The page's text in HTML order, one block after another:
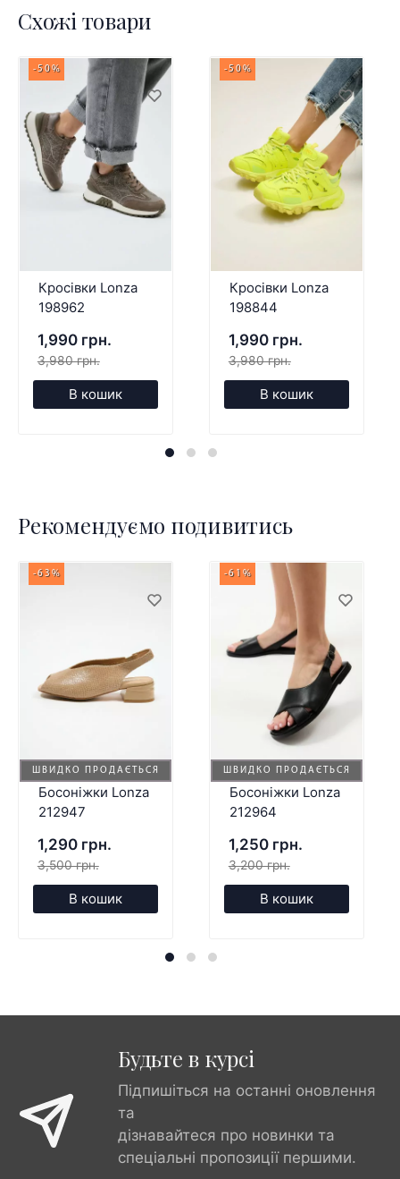
Схожі товари
-50%
Кросівки Lonza
198962
1,990 грн.
3,980 грн.
В кошик
-50%
Кросівки Lonza
198844
1,990 грн.
3,980 грн.
В кошик
Рекомендуємо подивитись
ШВИДКО ПРОДАЄТЬСЯ
-63%
Босоніжки Lonza
212947
1,290 грн.
3,500 грн.
В кошик
ШВИДКО ПРОДАЄТЬСЯ
-61%
Босоніжки Lonza
212964
1,250 грн.
3,200 грн.
В кошик
Будьте в курсі
Підпишіться на останні оновлення
та
дізнавайтеся про новинки та
спеціальні пропозиції першими.